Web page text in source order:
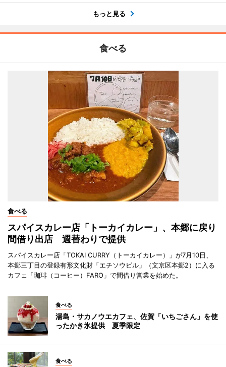
もっと見る
食べる
食べる
スパイスカレー店「トーカイカレー」、本郷に戻り
間借り出店 週替わりで提供
スパイスカレー店「TOKAI CURRY（トーカイカレー）」が7月10日、
本郷三丁目の登録有形文化財「エチソウビル」（文京区本郷2）に入る
カフェ「珈琲（コーヒー）FARO」で間借り営業を始めた。
食べる
湯島・サカノウエカフェ、佐賀「いちごさん」を使
ったかき氷提供 夏季限定
食べる